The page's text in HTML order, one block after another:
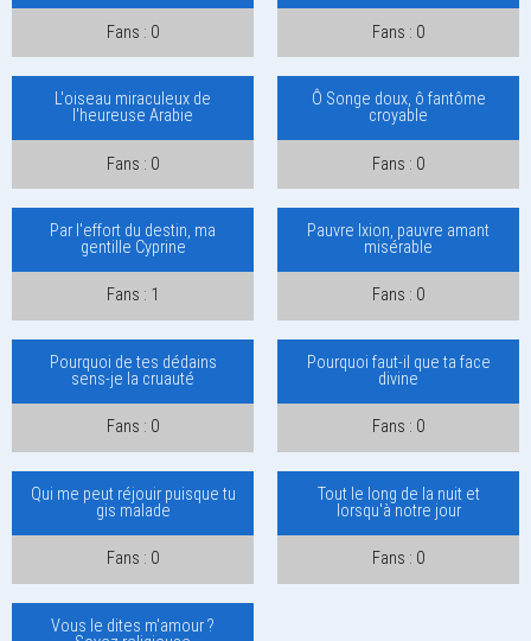
Fans : 0 Fans : 0
L'oiseau miraculeux de
l'heureuse Arabie
Fans : 0
Ô Songe doux, ô fantôme
croyable
Fans : 0
Par l'effort du destin, ma
gentille Cyprine
Fans : 1
Pauvre Ixion, pauvre amant
misérable
Fans : 0
Pourquoi de tes dédains
sens-je la cruauté
Fans : 0
Pourquoi faut-il que ta face
divine
Fans : 0
Qui me peut réjouir puisque tu
gis malade
Fans : 0
Tout le long de la nuit et
lorsqu'à notre jour
Fans : 0
Vous le dites m'amour ?